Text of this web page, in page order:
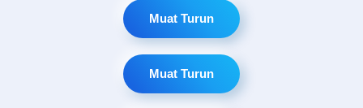
Muat Turun
Muat Turun